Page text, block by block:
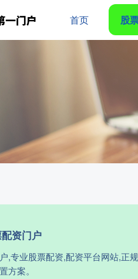
首页 股
资门户
,专业股票配资,配资平台网站,
方案。